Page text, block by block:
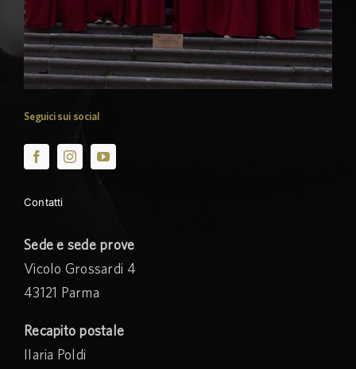
Seguici sui social
Contatti
Sede e sede prove
Vicolo Grossardi 4
43121 Parma
Recapito postale
Ilaria Poldi